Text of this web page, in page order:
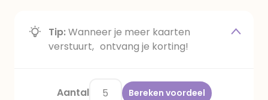
Tip:Wanneer je meer kaarten
verstuurt, ontvang je korting!
Aantal Bereken voordeel